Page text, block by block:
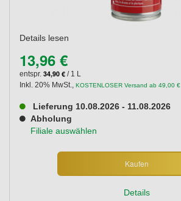
Details lesen
13,96 €
entspr. 34,90 € / 1 L
Inkl. 20% MwSt., KOSTENLOSER Versand ab 49,00 €
Lieferung 10.08.2026 - 11.08.2026
Abholung
Filiale auswählen
Kaufen
Details